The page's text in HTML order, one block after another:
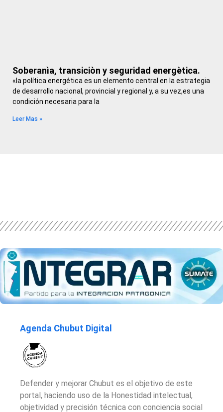
Soberanìa, transiciòn y seguridad energètica.
«la política energética es un elemento central en la estrategia
de desarrollo nacional, provincial y regional y, a su vez,es una
condición necesaria para la
Leer Mas »
Agenda Chubut Digital
Defender y mejorar Chubut es el objetivo de este
portal, haciendo uso de la Honestidad intelectual,
objetividad y precisión técnica con conciencia social